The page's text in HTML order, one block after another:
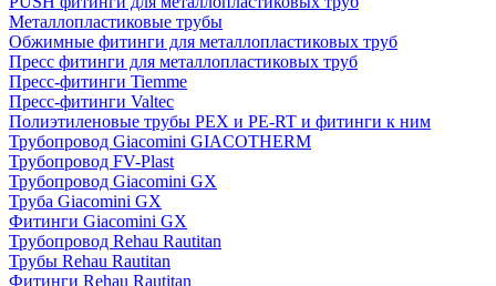
Металлопластиковые трубы
Обжимные фитинги для металлопластиковых труб
Пресс фитинги для металлопластиковых труб
Пресс-фитинги Tiemme
Пресс-фитинги Valtec
Полиэтиленовые трубы PEX и PE-RT и фитинги к ним
Трубопровод Giacomini GIACOTHERM
Трубопровод FV-Plast
Трубопровод Giacomini GX
Труба Giacomini GX
Фитинги Giacomini GX
Трубопровод Rehau Rautitan
Трубы Rehau Rautitan
Фитинги Rehau Rautitan